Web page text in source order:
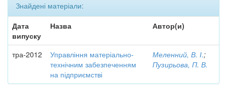
Знайдені матеріали:
Дата
випуску
Назва Автор(и)
тра-2012
Управління матеріально-
технічним забезпеченням
на підприємстві
Меленний, В. І.;
Пузирьова, П. В.